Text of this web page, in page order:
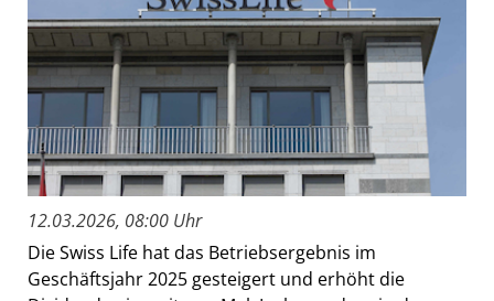
12.03.2026, 08:00 Uhr
Die Swiss Life hat das Betriebsergebnis im
Geschäftsjahr 2025 gesteigert und erhöht die